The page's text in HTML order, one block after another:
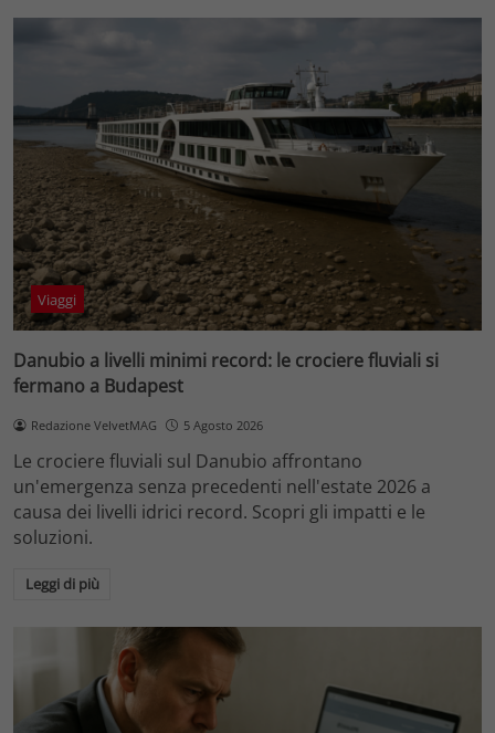
Viaggi
Danubio a livelli minimi record: le crociere fluviali si
fermano a Budapest
Redazione VelvetMAG 5 Agosto 2026
Le crociere fluviali sul Danubio affrontano
un'emergenza senza precedenti nell'estate 2026 a
causa dei livelli idrici record. Scopri gli impatti e le
soluzioni.
Leggi di più